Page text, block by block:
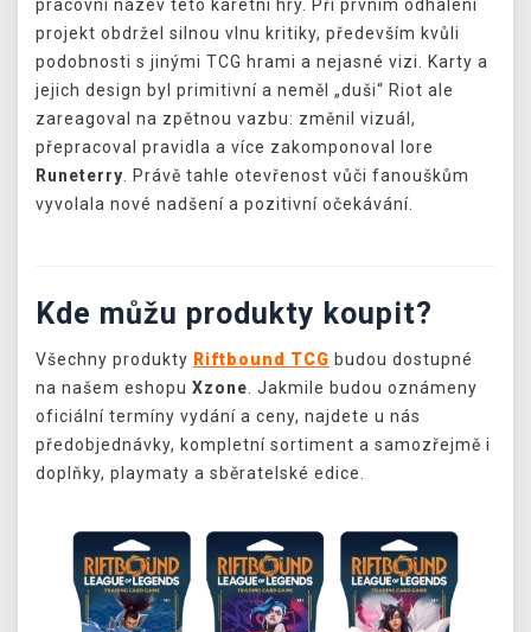
pracovní název této karetní hry. Při prvním odhalení
projekt obdržel silnou vlnu kritiky, především kvůli
podobnosti s jinými TCG hrami a nejasné vizi. Karty a
jejich design byl primitivní a neměl „duši“ Riot ale
zareagoval na zpětnou vazbu: změnil vizuál,
přepracoval pravidla a více zakomponoval lore
Runeterry . Právě tahle otevřenost vůči fanouškům
vyvolala nové nadšení a pozitivní očekávání.
Kde můžu produkty koupit?
Všechny produkty Riftbound TCG budou dostupné
na našem eshopu Xzone . Jakmile budou oznámeny
oficiální termíny vydání a ceny, najdete u nás
předobjednávky, kompletní sortiment a samozřejmě i
doplňky, playmaty a sběratelské edice.